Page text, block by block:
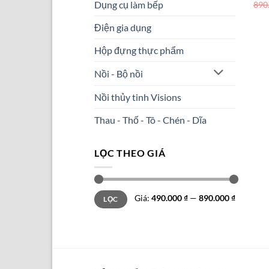
Dụng cụ làm bếp
Điện gia dụng
Hộp đựng thực phẩm
Nồi - Bộ nồi
Nồi thủy tinh Visions
Thau - Thố - Tô - Chén - Dĩa
LỌC THEO GIÁ
Giá
tối
thiểu
Giá
tối
đa
LỌC Giá: 490.000 ₫ — 890.000 ₫